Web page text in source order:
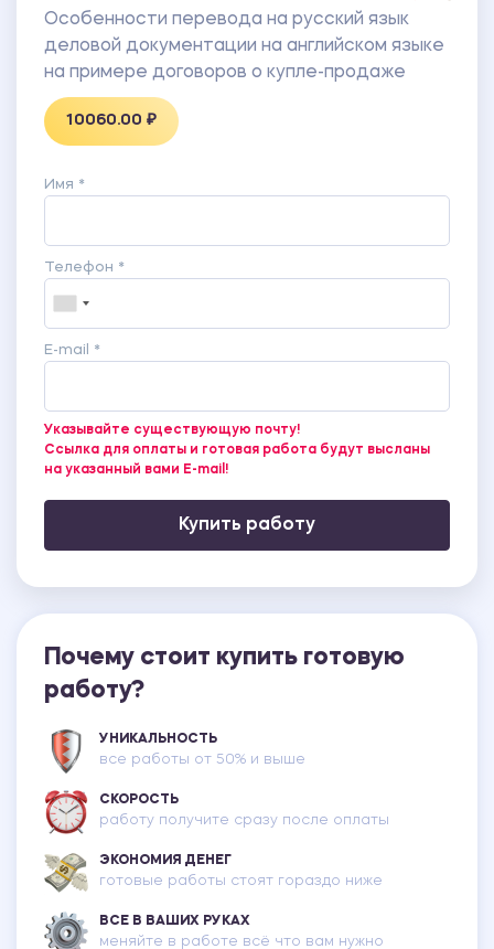
Особенности перевода на русский язык
деловой документации на английском языке
на примере договоров о купле-продаже
10060.00 ₽
Имя *
Телефон *
E-mail *
Указывайте существующую почту!
Ссылка для оплаты и готовая работа будут высланы
на указанный вами E-mail!
Купить работу
Почему стоит купить готовую
работу?
УНИКАЛЬНОСТЬ
все работы от 50% и выше
СКОРОСТЬ
работу получите сразу после оплаты
ЭКОНОМИЯ ДЕНЕГ
готовые работы стоят гораздо ниже
ВСЕ В ВАШИХ РУКАХ
меняйте в работе всё что вам нужно